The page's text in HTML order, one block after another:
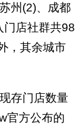
州(2)、成都
门店社群共98
，其余城市
存门店数量
官方公布的